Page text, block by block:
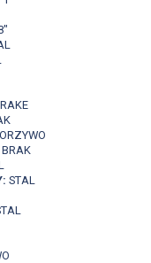
BRAK
STAL